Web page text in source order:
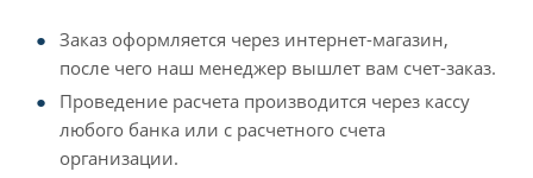
Заказ оформляется через интернет-магазин,
после чего наш менеджер вышлет вам счет-заказ.
Проведение расчета производится через кассу
любого банка или с расчетного счета
организации.